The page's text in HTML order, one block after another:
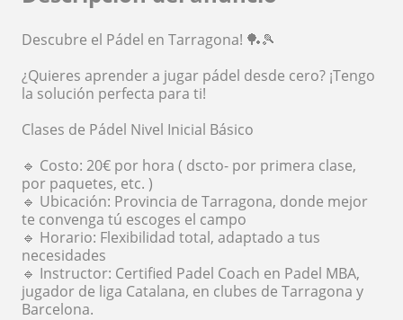
Descubre el Pádel en Tarragona! 🏓🎾
¿Quieres aprender a jugar pádel desde cero? ¡Tengo
la solución perfecta para ti!
Clases de Pádel Nivel Inicial Básico
🔹 Costo: 20€ por hora ( dscto- por primera clase,
por paquetes, etc. )
🔹 Ubicación: Provincia de Tarragona, donde mejor
te convenga tú escoges el campo
🔹 Horario: Flexibilidad total, adaptado a tus
necesidades
🔹 Instructor: Certified Padel Coach en Padel MBA,
jugador de liga Catalana, en clubes de Tarragona y
Barcelona.